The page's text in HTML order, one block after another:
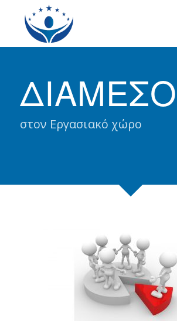
στον Εργασιακό χώρο